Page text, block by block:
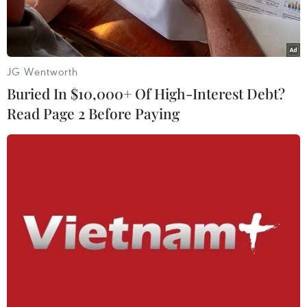
phía tây Paris, Pháp, ngày 6/4/2019. (Ảnh: AFP/TTXVN)
Theo AFP, Công báo Pháp ngày 11/4 đưa tin,
JG Wentworth
Buried In $10,000+ Of High-Interest Debt?
Read Page 2 Before Paying